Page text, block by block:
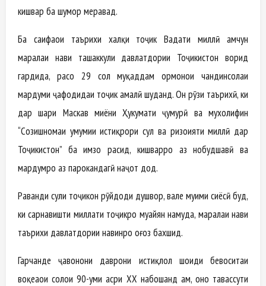
кишвар ба шумор меравад.
Ба саҳифаҳои таърихи халқи тоҷик Ваҳдати миллӣ ҳамчун
марҳалаи нави ташаккули давлатдории Тоҷикистон ворид
гардида, расо 29 сол муқаддам ормонҳои чандинсолаи
мардуми ҷафодидаи тоҷик амалӣ шуданд. Он рӯзи таърихӣ, ки
дар шаҳри Маскав миёни Ҳукумати ҷумҳурӣ ва мухолифин
“Созишномаи умумии истиқрори сулҳ ва ризоияти миллӣ дар
Тоҷикистон” ба имзо расид, кишварро аз нобудшавӣ ва
мардумро аз парокандагӣ наҷот дод.
Раванди сулҳи тоҷикон рӯйдоди душвор, вале муҳими сиёсӣ буд,
ки сарнавишти миллати тоҷикро муайян намуда, марҳалаи нави
таърихи давлатдории навинро оғоз бахшид.
Гарчанде ҷавонони даврони истиқлол шоҳиди бевоситаи
воқеаҳои солҳои 90-уми асри ХХ набошанд ҳам, онҳо тавассути